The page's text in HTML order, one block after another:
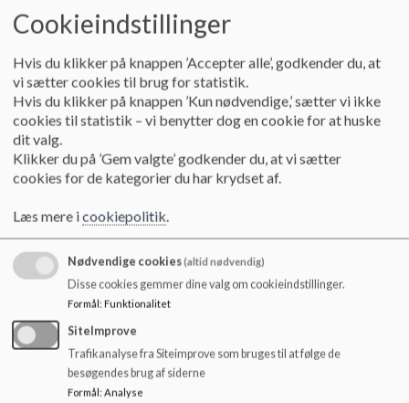
Vejle Kommunes sydøstlige del. Vi er en distriktsskole med
ca. 840 elever. Vi har fire spor på de fleste årgange.
Englystskolen har også en Centerafdeling for elever med
socio-emotionelle vanskeligheder. Centerafdelingen har
ca. 45 elever
Vi har ca. 140 medarbejdere, der gerne løber stærkt for at
give vores dejlige elever mest mulig læring, størst mulig
trivsel – og ja – bare en rigtig god skolegang med gode
fællesskaber, masser af læring, spændende oplevelser og
På Englystskolen er vores grundværdi "forpligtende
fællesskaber". For os er det vigtigt at ALLE føler sig om del
af fællesskabet. Dette og meget andet kan du læse meget
mere om her på hjemmesiden
Verdensmestre? – nej ikke helt endnu, men vi arbejder
konstant på at gøre en god skole endnu bedre, og vi
stopper aldrig med at udvikle os selv for at blive bedre.
Vi er vant til og glade for en generel flot opbakning fra
Cookieindstillinger
Hvis du klikker på knappen ’Accepter alle’, godkender du, at
vi sætter cookies til brug for statistik.
Hvis du klikker på knappen ’Kun nødvendige,’ sætter vi ikke
cookies til statistik – vi benytter dog en cookie for at huske
dit valg.
Klikker du på ’Gem valgte’ godkender du, at vi sætter
cookies for de kategorier du har krydset af.
Læs mere icookiepolitik.
Nødvendige cookies(altid nødvendig)
Disse cookies gemmer dine valg om cookieindstillinger.
Formål: Funktionalitet
SiteImprove
Trafikanalyse fra Siteimprove som bruges til at følge de
besøgendes brug af siderne
Formål : Analyse